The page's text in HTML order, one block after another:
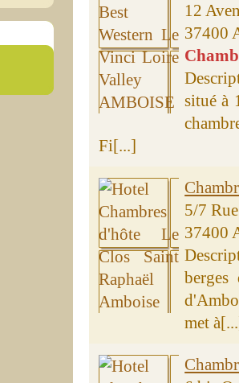
12
37400
situé à
Fi[...]
5/7
37400
met